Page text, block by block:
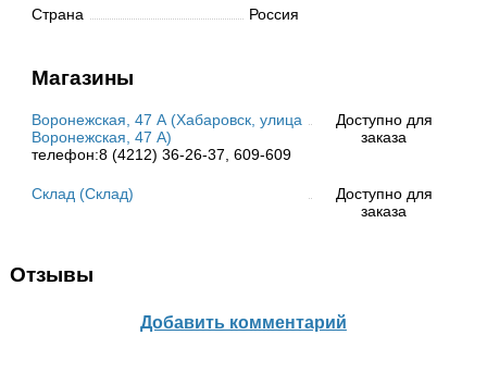
Страна Россия
Магазины
Воронежская, 47 А (Хабаровск, улица
Воронежская, 47 А)
телефон:8 (4212) 36-26-37, 609-609
Доступно для
заказа
Склад (Склад)
Доступно для
заказа
Отзывы
Добавить комментарий